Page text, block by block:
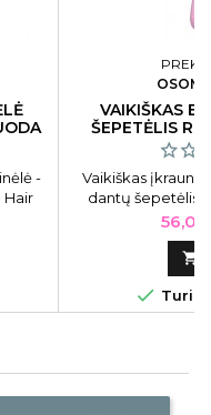
-
Hair
OSOM
VAIKIŠKAS
ŠEPETĖLIS
Vaikiškas
dantų šepetėlis
Sonic
Kaina
56,05

